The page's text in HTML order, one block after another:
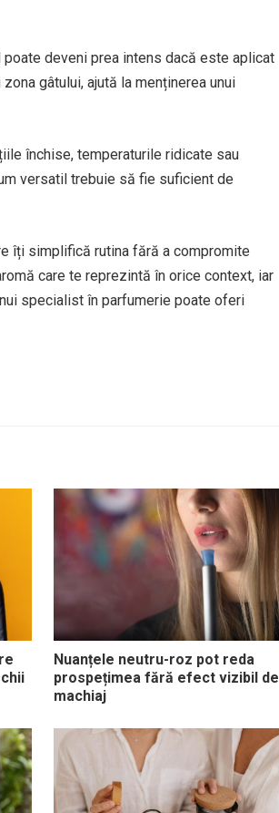
deveni prea intens dacă este aplicat
gâtului, ajută la menținerea unui
închise, temperaturile ridicate sau
versatil trebuie să fie suficient de
îți simplifică rutina fără a compromite
care te reprezintă în orice context, iar
specialist în parfumerie poate oferi
Nuanțele neutru-roz pot reda
prospețimea fără efect vizibil de
machiaj